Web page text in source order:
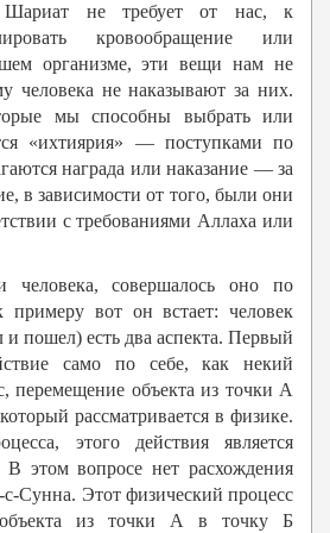
Шариат не требует от нас, к
кровообращение или
организме, эти вещи нам не
человека не наказывают за них.
мы способны выбрать или
«ихтиярия» — поступками по
награда или наказание — за
в зависимости от того, были они
с требованиями Аллаха или
совершалось оно по
вот он встает: человек
и пошел) есть два аспекта. Первый
само по себе, как некий
перемещение объекта из точки А
рассматривается в физике.
этого действия является
этом вопросе нет расхождения
Сунна. Этот физический процесс
из точки А в точку Б